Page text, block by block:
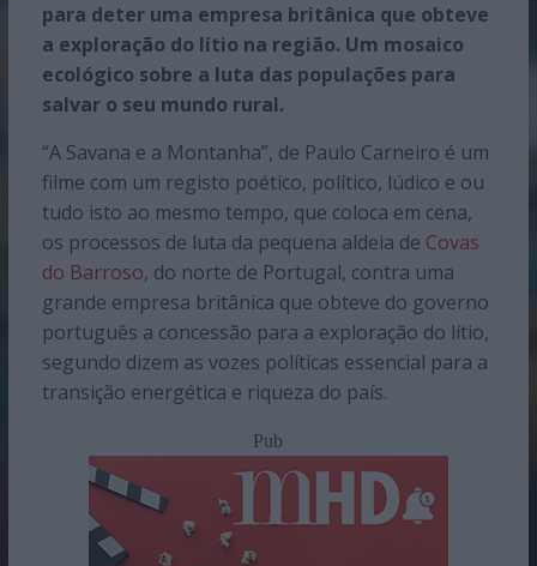
para deter uma empresa britânica que obteve
a exploração do lítio na região. Um mosaico
ecológico sobre a luta das populações para
salvar o seu mundo rural.
“A Savana e a Montanha”, de Paulo Carneiro é um
filme com um registo poético, político, lúdico e ou
tudo isto ao mesmo tempo, que coloca em cena,
os processos de luta da pequena aldeia de Covas
do Barroso, do norte de Portugal, contra uma
grande empresa britânica que obteve do governo
português a concessão para a exploração do lítio,
segundo dizem as vozes políticas essencial para a
transição energética e riqueza do país.
Pub